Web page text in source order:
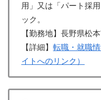
用」又は「パート採
ック。
【勤務地】長野県松
【詳細】 転職・就職
イトへのリンク）